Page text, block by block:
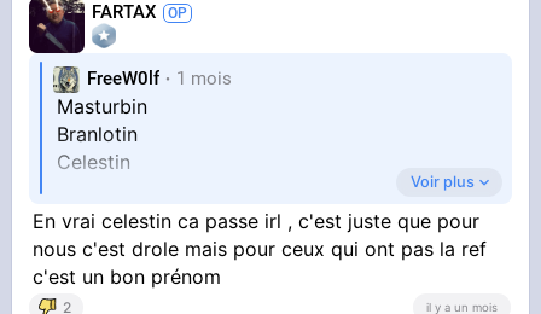
FARTAX
FreeW0lf 1 mois
Masturbin
Branlotin
Celestin
Voir plus
En vrai celestin ca passe irl , c'est juste que pour
nous c'est drole mais pour ceux qui ont pas la ref
c'est un bon prénom
2 il y a un mois